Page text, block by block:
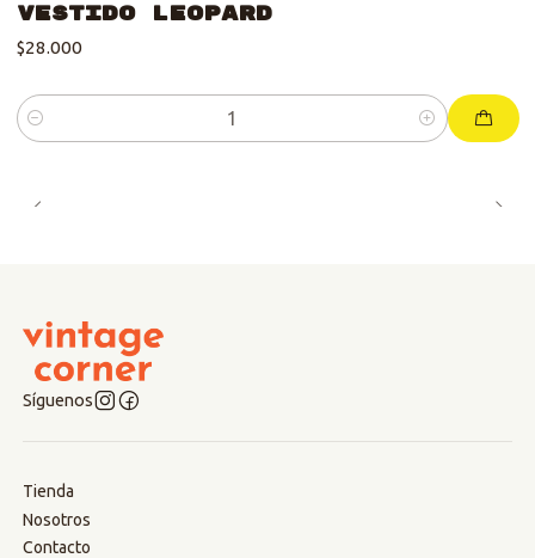
Vestido Leopard
$28.000
Cantidad
Síguenos
Tienda
Nosotros
Contacto